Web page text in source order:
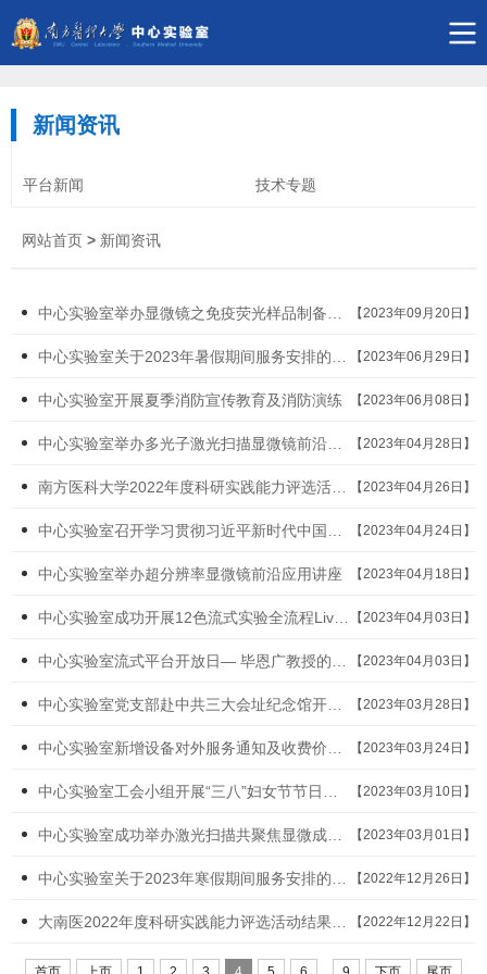
新闻资讯
平台新闻 技术专题
网站首页 > 新闻资讯
【2023年09月20日】
【2023年06月29日】
中心实验室开展夏季消防宣传教育及消防演练 【2023年06月08日】
【2023年04月28日】
【2023年04月26日】
【2023年04月24日】
中心实验室举办超分辨率显微镜前沿应用讲座 【2023年04月18日】
【2023年04月03日】
【2023年04月03日】
【2023年03月28日】
【2023年03月24日】
【2023年03月10日】
【2023年03月01日】
【2022年12月26日】
【2022年12月22日】